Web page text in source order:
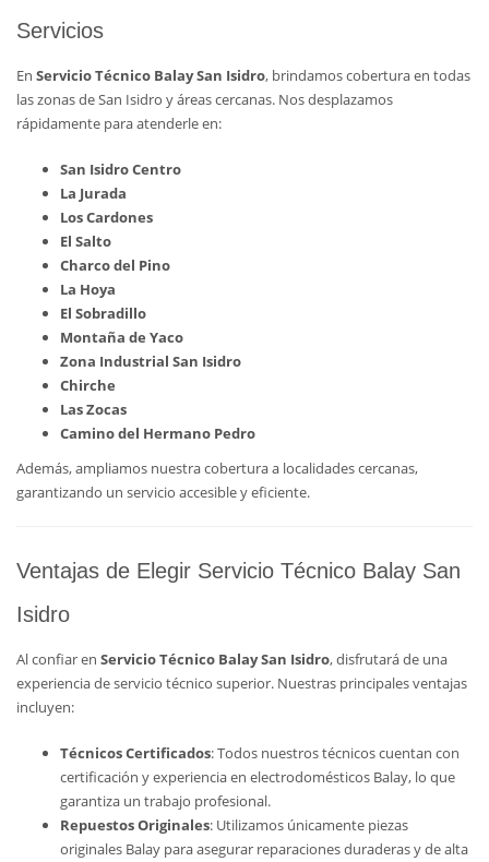
Servicios
En Servicio Técnico Balay San Isidro, brindamos cobertura en todas
las zonas de San Isidro y áreas cercanas. Nos desplazamos
rápidamente para atenderle en:
San Isidro Centro
La Jurada
Los Cardones
El Salto
Charco del Pino
La Hoya
El Sobradillo
Montaña de Yaco
Zona Industrial San Isidro
Chirche
Las Zocas
Camino del Hermano Pedro
Además, ampliamos nuestra cobertura a localidades cercanas,
garantizando un servicio accesible y eficiente.
Ventajas de Elegir Servicio Técnico Balay San
Isidro
Al confiar en Servicio Técnico Balay San Isidro, disfrutará de una
experiencia de servicio técnico superior. Nuestras principales ventajas
incluyen:
Técnicos Certificados: Todos nuestros técnicos cuentan con
certificación y experiencia en electrodomésticos Balay, lo que
garantiza un trabajo profesional.
Repuestos Originales: Utilizamos únicamente piezas
originales Balay para asegurar reparaciones duraderas y de alta